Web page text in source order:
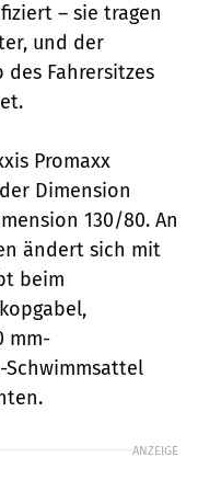
– sie tragen
und der
Fahrersitzes
Promaxx
Dimension
130/80. An
ändert sich mit
beim
mm-
ANZEIGE